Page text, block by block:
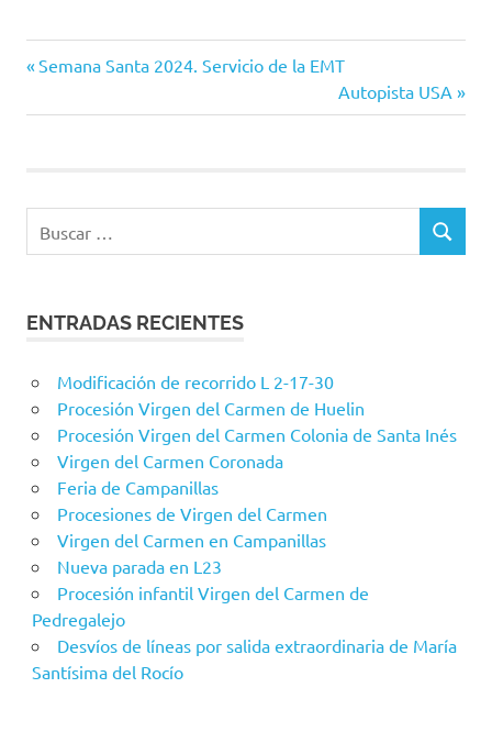
Navegación
de
Entrada
Semana Santa 2024. Servicio de la EMT
Siguiente
entrada:
Autopista USA
BUSCAR
ENTRADAS RECIENTES
Modificación de recorrido L 2-17-30
Procesión Virgen del Carmen de Huelin
Procesión Virgen del Carmen Colonia de Santa Inés
Virgen del Carmen Coronada
Feria de Campanillas
Procesiones de Virgen del Carmen
Virgen del Carmen en Campanillas
Nueva parada en L23
Procesión infantil Virgen del Carmen de
Pedregalejo
Desvíos de líneas por salida extraordinaria de María
Santísima del Rocío